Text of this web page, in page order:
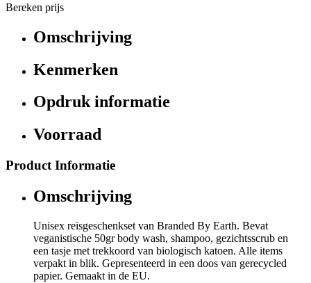
Bereken prijs
Omschrijving
Kenmerken
Opdruk informatie
Voorraad
Product Informatie
Omschrijving
Unisex reisgeschenkset van Branded By Earth. Bevat
veganistische 50gr body wash, shampoo, gezichtsscrub en
een tasje met trekkoord van biologisch katoen. Alle items
verpakt in blik. Gepresenteerd in een doos van gerecycled
papier. Gemaakt in de EU.